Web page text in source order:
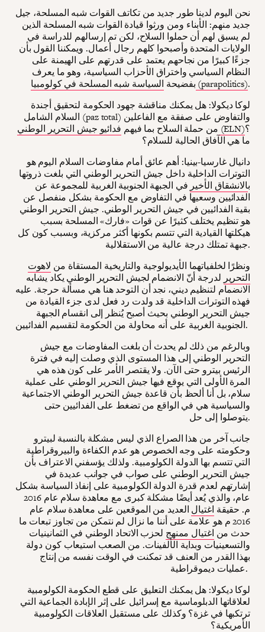
نحن اليوم لدينا طور جديد من تكاتف القوات شبه المسلحة، جيل
جديد منهم: الأبناء ومن ورثوا قيادة القوات شبه المسلحة الذين
لم يسبق لهم أن حملوا السلاح، لكن تم إرسالهم للدراسة في
الولايات المتحدة وأصبحوا كلهم رجال أعمال. ويمكننا القول بأن
جزءًا كبيرًا من نجاحهم يعتمد على قدرتهم على الهيمنة على
النظام السياسي واختراق الأحزاب السياسية، وهو ما يعرف
بفضيحة السياسة شبه المسلحة في كولومبيا (parapolitics).
لوكا ديكولا: هل يمكنك مناقشة جهود الحكومة لتحقيق أجندة
السلام الشامل (paz total) والتفاوض على صفقة مع الفاعلين
من حملة السلاح بما فيهم فدائيو جيش التحرير الوطني (ELN)؟
ما هي الآفاق الحالية للسلام؟
دانيال غارسيا-بينيا: أهم عائق أمام مفاوضات السلام اليوم هو
التوترات الداخلية داخل جيش التحرير الوطني التي بلغت ذروتها
بالانشقاق الأخير في الجبهة الجنوبية الغربية للمجموعة عن
الفدائيين وسعيها في التفاوض مع الحكومة بشكل منفصل عن
بقية الفدائيين في جيش التحرير الوطني. جيش التحرير الوطني
هو تنظيم يختلف كثيرًا عن قوات «فارك» المسلحة بسبب
هيكلتها القيادية التي تتسم بكونها أكثر مركزية، وبسبب كون كل
جبهة تمتلك درجة عالية من الاستقلالية.
ونظرًا لخلفياتهما الأيديولوجية والتاريخية المستقاة من لاهوت
التحرير لدرجة أنّ الانضمام لجيش التحرير الوطني يكاد يشابه
الانضمام لتنظيم ديني، نجد أن التوحد هنا هي مسألة حرجة. عليه
فهذه التوترات الداخلية قد ولدت رد فعل لدى جزء القيادة من
جيش التحرير الوطني بحيث أصبح يُنظر إلى انقسام الجبهة
الجنوبية الغربية على أنه محاولة من الحكومة لتقسيم الفدائيين.
وبالرغم من ذلك لم يحدث أن بلغت المفاوضات مع جيش
التحرير الوطني إلى هذا المستوى الذي وصلت إليه في فترة
الرئيس بيترو حتى الآن. ولا يقتصر الأمر على كون هذه هي
المرة الأولى التي يوقع فيها جيش التحرير الوطني على عملية
سلام، بل أنا ألحظ بأن قاعدة جيش التحرير الوطني الاجتماعية
والسياسية هي في الواقع من تضغط على الفدائيين حتى
يتوصلوا إلى حل.
جانب آخر من هذا الصراع الذي ليس مشكلة بالنسبة لبيترو
وحكومته على وجه الخصوص هو عدم الكفاءة والبيروقراطية
التي تتسم بها الدولة الكولومبية. ولذلك يؤسفني الاعتراف بأن
جيش التحرير الوطني على صواب في جوانب عديدة في
إشارتهم لعدم قدرة الدولة الكولومبية على إنفاذ السياسة بشكل
عام، والذي يُعد أيضًا مشكلة كبرى مع معاهدة سلام عام 2016
م. حقيقة اغتيال العديد من الموقعين على معاهدة سلام عام
2016 م هو علامة على أننا ما نزال لم نتمكن من تجاوز تبعات ما
حدث من اغتيال ممنهج لحزب الاتحاد الوطني في الثمانينيات
والتسعينيات وبداية الألفينات. من الصعب استيعاب كون دولة
بهذا القدر من العنف قد تمكنت في الوقت نفسه من إنتاج
عمليات ديموقراطية.
لوكا ديكولا: هل يمكنك التعليق على قطع الحكومة الكولومبية
لعلاقاتها الدبلوماسية مع إسرائيل على إثر الإبادة الجماعية التي
ترتكبها في غزة؟ وكذلك على مستقبل العلاقات الكولومبية
الأمريكية؟